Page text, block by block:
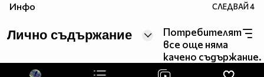
Инфо СЛЕДВАЙ4
Лично съдържание
Потребителят
все още няма
качено съдържание.